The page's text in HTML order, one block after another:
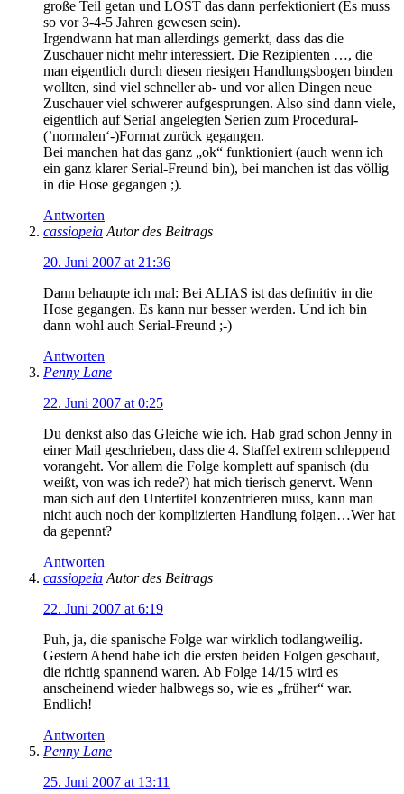
große Teil getan und LOST das dann perfektioniert (Es muss
so vor 3-4-5 Jahren gewesen sein).
Irgendwann hat man allerdings gemerkt, dass das die
Zuschauer nicht mehr interessiert. Die Rezipienten …, die
man eigentlich durch diesen riesigen Handlungsbogen binden
wollten, sind viel schneller ab- und vor allen Dingen neue
Zuschauer viel schwerer aufgesprungen. Also sind dann viele,
eigentlich auf Serial angelegten Serien zum Procedural-
(’normalen‘-)Format zurück gegangen.
Bei manchen hat das ganz „ok“ funktioniert (auch wenn ich
ein ganz klarer Serial-Freund bin), bei manchen ist das völlig
in die Hose gegangen ;).
Antworten
cassiopeia Autor des Beitrags
20. Juni 2007 at 21:36
Dann behaupte ich mal: Bei ALIAS ist das definitiv in die
Hose gegangen. Es kann nur besser werden. Und ich bin
dann wohl auch Serial-Freund ;-)
Antworten
Penny Lane
22. Juni 2007 at 0:25
Du denkst also das Gleiche wie ich. Hab grad schon Jenny in
einer Mail geschrieben, dass die 4. Staffel extrem schleppend
vorangeht. Vor allem die Folge komplett auf spanisch (du
weißt, von was ich rede?) hat mich tierisch genervt. Wenn
man sich auf den Untertitel konzentrieren muss, kann man
nicht auch noch der komplizierten Handlung folgen…Wer hat
da gepennt?
Antworten
cassiopeia Autor des Beitrags
22. Juni 2007 at 6:19
Puh, ja, die spanische Folge war wirklich todlangweilig.
Gestern Abend habe ich die ersten beiden Folgen geschaut,
die richtig spannend waren. Ab Folge 14/15 wird es
anscheinend wieder halbwegs so, wie es „früher“ war.
Endlich!
Antworten
Penny Lane
25. Juni 2007 at 13:11